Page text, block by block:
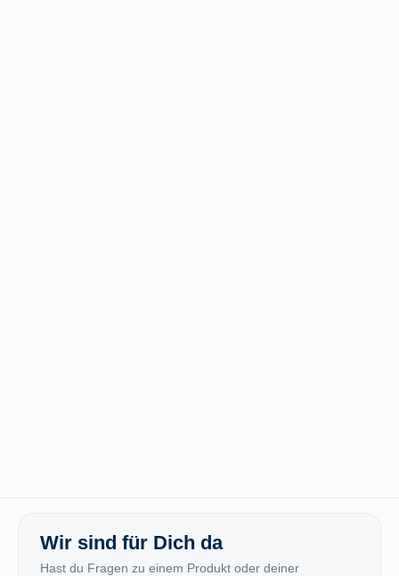
Wir sind für Dich da
Hast du Fragen zu einem Produkt oder deiner